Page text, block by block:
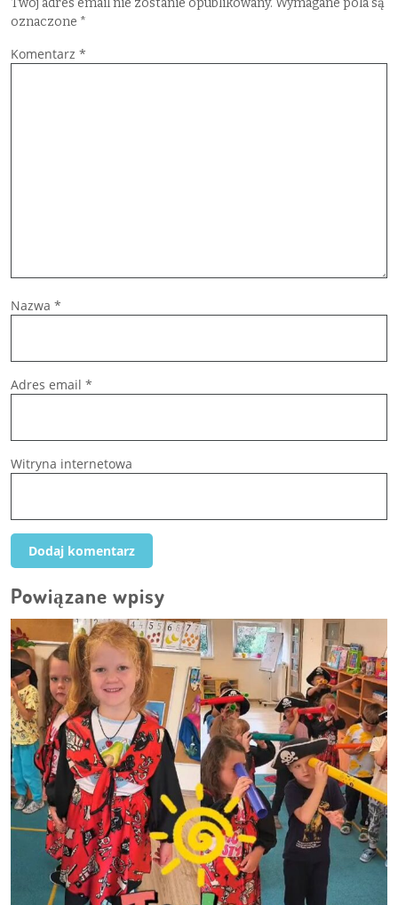
Twój adres email nie zostanie opublikowany. Wymagane pola są
oznaczone *
Komentarz *
Nazwa *
Adres email *
Witryna internetowa
Powiązane wpisy